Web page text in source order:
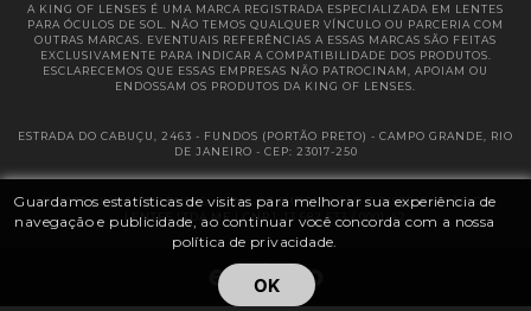
Guardamos estatísticas de visitas para melhorar sua experiência de
navegação e publicidade, ao continuar você concorda com a nossa
política de privacidade.
OK
A KING OF LENSES É UMA MARCA REGISTRADA ESPECIALIZADA EM LENTES
PARA ÓCULOS DE SOL. NÃO TEMOS QUALQUER VÍNCULO OU PARCERIA COM
OUTRAS MARCAS. EVENTUAIS REFERÊNCIAS A ESSAS MARCAS SÃO FEITAS
EXCLUSIVAMENTE PARA INDICAR A COMPATIBILIDADE DOS PRODUTOS.
ESCLARECEMOS QUE ESSAS EMPRESAS NÃO PATROCINAM, APOIAM OU
ENDOSSAM OS PRODUTOS DA KING OF LENSES.
ESTRADA DO CABUÇU, 2463 - FUNDOS (PORTÃO PRETO) - CAMPO GRANDE, RIO
DE JANEIRO - CEP: 23017-250
@ 2025 | KING OF LENSES - KING OF IMPORTAÇÃO E DISTRIBUIÇÃO DE
LENTES LTDA ME | CNPJ: 13.682.533 / 0001-42